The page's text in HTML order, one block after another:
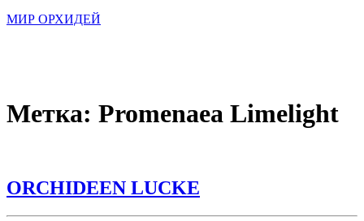
Закрыть
МИР ОРХИДЕЙ
Метка: Promenaea Limelight
ORCHIDEEN LUCKE